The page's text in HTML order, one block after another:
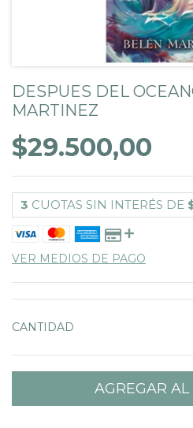
DESPUES DEL
MARTINEZ
$29.500,00
3 CUOTAS SIN INTERÉS DE
VER MEDIOS DE PAGO
CANTIDAD